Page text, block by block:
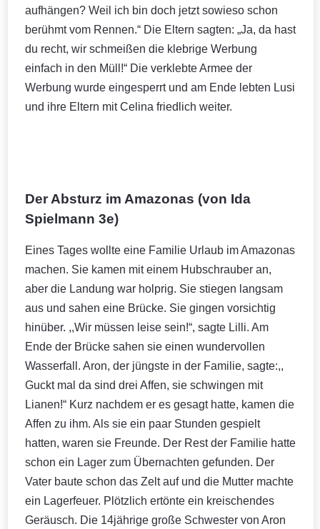
aufhängen? Weil ich bin doch jetzt sowieso schon
berühmt vom Rennen.“ Die Eltern sagten: „Ja, da hast
du recht, wir schmeißen die klebrige Werbung
einfach in den Müll!“ Die verklebte Armee der
Werbung wurde eingesperrt und am Ende lebten Lusi
und ihre Eltern mit Celina friedlich weiter.
Der Absturz im Amazonas (von Ida
Spielmann 3e)
Eines Tages wollte eine Familie Urlaub im Amazonas
machen. Sie kamen mit einem Hubschrauber an,
aber die Landung war holprig. Sie stiegen langsam
aus und sahen eine Brücke. Sie gingen vorsichtig
hinüber. ,,Wir müssen leise sein!“, sagte Lilli. Am
Ende der Brücke sahen sie einen wundervollen
Wasserfall. Aron, der jüngste in der Familie, sagte:,,
Guckt mal da sind drei Affen, sie schwingen mit
Lianen!“ Kurz nachdem er es gesagt hatte, kamen die
Affen zu ihm. Als sie ein paar Stunden gespielt
hatten, waren sie Freunde. Der Rest der Familie hatte
schon ein Lager zum Übernachten gefunden. Der
Vater baute schon das Zelt auf und die Mutter machte
ein Lagerfeuer. Plötzlich ertönte ein kreischendes
Geräusch. Die 14jährige große Schwester von Aron